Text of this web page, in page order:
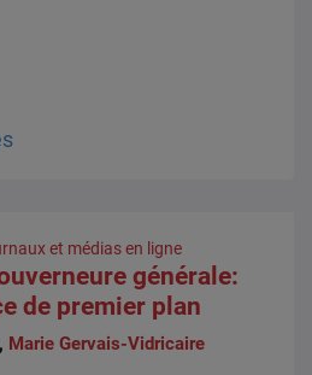
et médias en ligne
générale:
de premier plan
Marie Gervais-Vidricaire